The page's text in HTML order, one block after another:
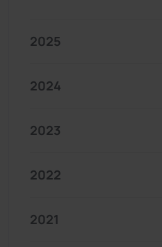
2025
2024
2023
2022
2021